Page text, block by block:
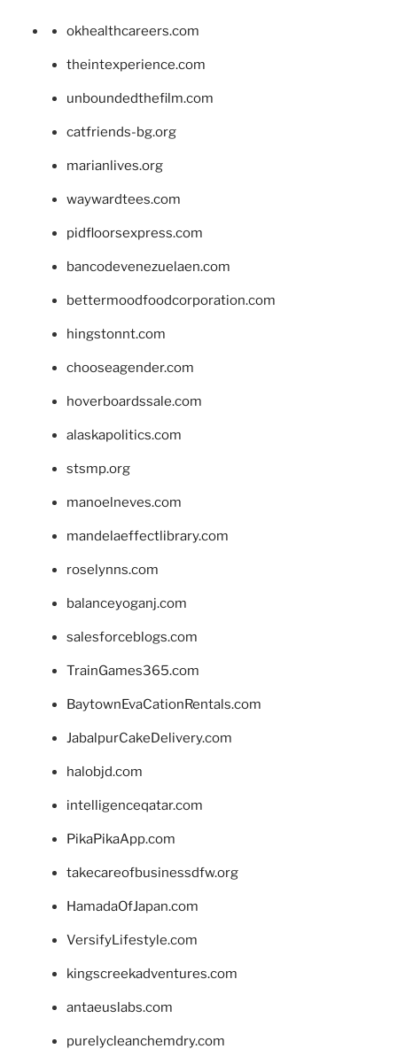
okhealthcareers.com
theintexperience.com
unboundedthefilm.com
catfriends-bg.org
marianlives.org
waywardtees.com
pidfloorsexpress.com
bancodevenezuelaen.com
bettermoodfoodcorporation.com
hingstonnt.com
chooseagender.com
hoverboardssale.com
alaskapolitics.com
stsmp.org
manoelneves.com
mandelaeffectlibrary.com
roselynns.com
balanceyoganj.com
salesforceblogs.com
TrainGames365.com
BaytownEvaCationRentals.com
JabalpurCakeDelivery.com
halobjd.com
intelligenceqatar.com
PikaPikaApp.com
takecareofbusinessdfw.org
HamadaOfJapan.com
VersifyLifestyle.com
kingscreekadventures.com
antaeuslabs.com
purelycleanchemdry.com